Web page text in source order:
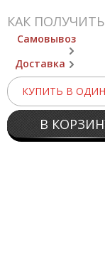
КАК
Самовывоз
Доставка
КУПИТЬ В
В